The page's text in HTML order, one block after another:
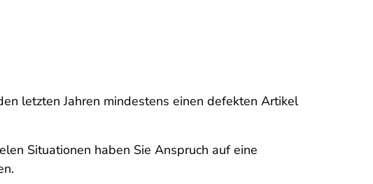
letzten Jahren mindestens einen defekten Artikel
Situationen haben Sie Anspruch auf eine